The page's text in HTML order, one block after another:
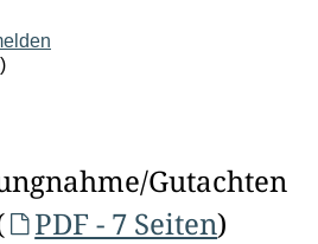
)
Gutachten
PDF - 7 Seiten)